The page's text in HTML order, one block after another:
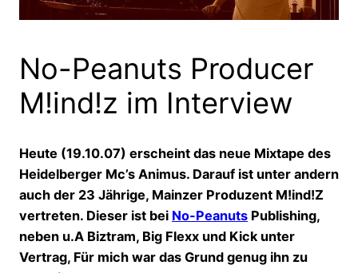
No-Peanuts Producer
M!ind!z im Interview
Heute (19.10.07) erscheint das neue Mixtape des
Heidelberger Mc’s Animus. Darauf ist unter andern
auch der 23 Jährige, Mainzer Produzent M!ind!Z
vertreten. Dieser ist bei No-Peanuts Publishing,
neben u.A Biztram, Big Flexx und Kick unter
Vertrag, Für mich war das Grund genug ihn zu